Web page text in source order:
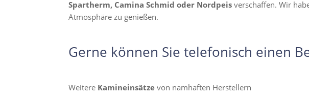
Spartherm, Camina Schmid oder Nordpeis verschaffen. Wir
Atmosphäre zu genießen.
Gerne können Sie telefonisch einen
Weitere Kamineinsätze von namhaften Herstellern